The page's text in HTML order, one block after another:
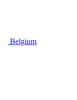
Belgium